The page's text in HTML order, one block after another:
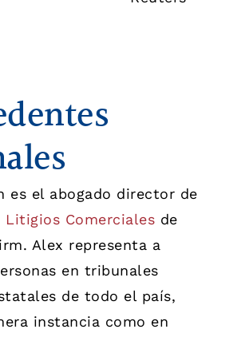
es el abogado director de
Litigios Comerciales de
Alex representa a
en tribunales
de todo el país,
instancia como en